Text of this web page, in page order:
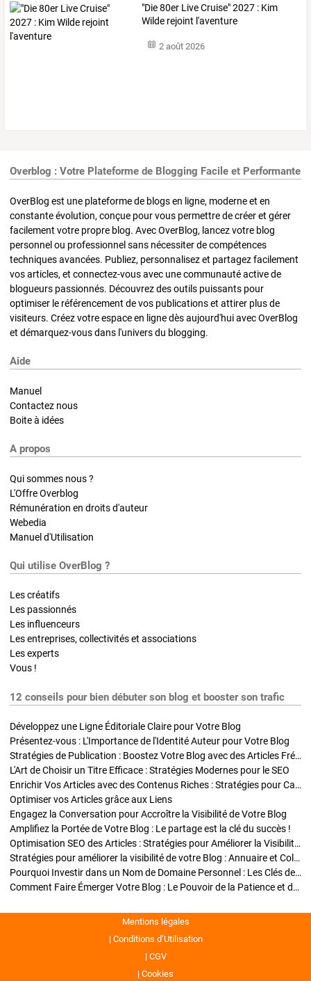
"Die 80er Live Cruise" 2027 : Kim
Wilde rejoint l'aventure
2 août 2026
Overblog : Votre Plateforme de Blogging Facile et Performante
OverBlog est une plateforme de blogs en ligne, moderne et en
constante évolution, conçue pour vous permettre de créer et gérer
facilement votre propre blog. Avec OverBlog, lancez votre blog
personnel ou professionnel sans nécessiter de compétences
techniques avancées. Publiez, personnalisez et partagez facilement
vos articles, et connectez-vous avec une communauté active de
blogueurs passionnés. Découvrez des outils puissants pour
optimiser le référencement de vos publications et attirer plus de
visiteurs. Créez votre espace en ligne dès aujourd'hui avec OverBlog
et démarquez-vous dans l'univers du blogging.
Aide
Manuel
Contactez nous
Boite à idées
A propos
Qui sommes nous ?
L'Offre Overblog
Rémunération en droits d'auteur
Webedia
Manuel d'Utilisation
Qui utilise OverBlog ?
Les créatifs
Les passionnés
Les influenceurs
Les entreprises, collectivités et associations
Les experts
Vous !
12 conseils pour bien débuter son blog et booster son trafic
Développez une Ligne Éditoriale Claire pour Votre Blog
Présentez-vous : L'Importance de l'Identité Auteur pour Votre Blog
Stratégies de Publication : Boostez Votre Blog avec des Articles Fréquents et Exclusifs
L'Art de Choisir un Titre Efficace : Stratégies Modernes pour le SEO
Enrichir Vos Articles avec des Contenus Riches : Stratégies pour Captiver et Optimiser
Optimiser vos Articles grâce aux Liens
Engagez la Conversation pour Accroître la Visibilité de Votre Blog
Amplifiez la Portée de Votre Blog : Le partage est la clé du succès !
Optimisation SEO des Articles : Stratégies pour Améliorer la Visibilité de Votre Blog
Stratégies pour améliorer la visibilité de votre Blog : Annuaire et Collaborations
Pourquoi Investir dans un Nom de Domaine Personnel : Les Clés de la Réussite de Votre Blog
Comment Faire Émerger Votre Blog : Le Pouvoir de la Patience et de la Persévérance
Mentions légales
Conditions d’Utilisation
CGV
Cookies